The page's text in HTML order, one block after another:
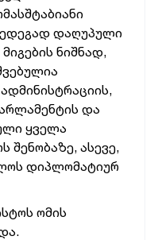
დაღუპული
ნიშნად,
და
ყველა
შენობაზე, ასევე,
დიპლომატიურ
ომის